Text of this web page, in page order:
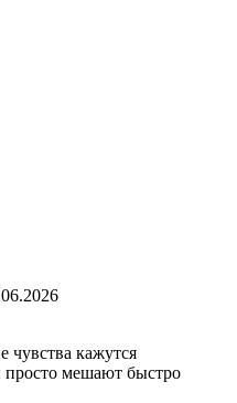
чувства кажутся
мешают быстро